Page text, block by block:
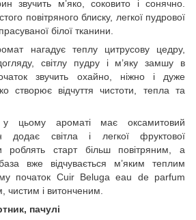
звучить м’яко, соковито і сонячно.
повітряного блиску, легкої пудрової
білої тканини.
нагадує теплу цитрусову цедру,
світлу пудру і м’яку замшу в
звучить охайно, ніжно і дуже
створює відчуття чистоти, тепла та
у цьому ароматі має оксамитовий
додає світла і легкої фруктової
роблять старт більш повітряним, а
вже відчувається м’яким теплим
початок Cuir Beluga eau de parfum
чистим і витонченим.
пачулі